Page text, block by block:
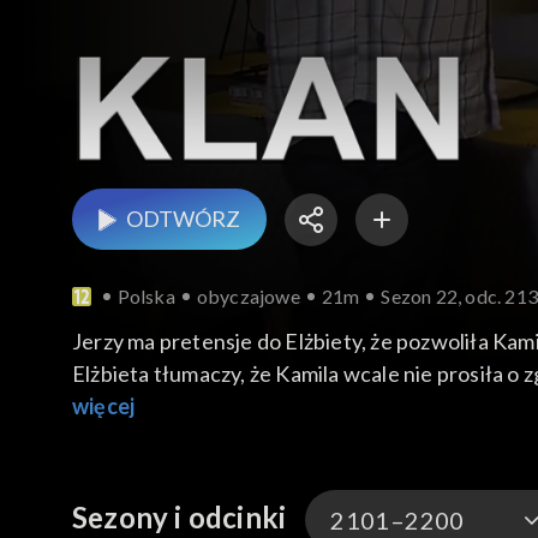
ODTWÓRZ
Polska obyczajowe 21m Sezon 22, odc.
Jerzy ma pretensje do Elżbiety, że pozwoliła
Elżbieta tłumaczy, że Kamila wcale nie prosiła
oświadcza, że dopóki nie wezmą ślubu z Kamilą,
pociesza ją, że może Jacek naprawdę musiał
więcej
Sezony i odcinki 2101–2200